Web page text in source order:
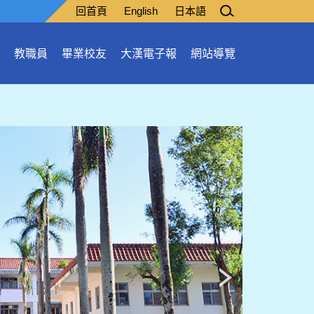
教職員 畢業校友 大漢電子報 網站導覽
回首頁 English 日本語